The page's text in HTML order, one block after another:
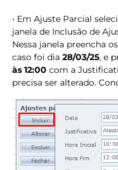
• Em Ajuste Parcial
janela de Inclusão de
Nessa janela preencha
caso foi dia 28/03/25, e
às 12:00 com a
precisa ser alterado.